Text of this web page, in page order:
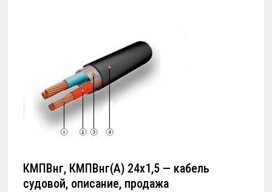
КМПВнг, КМПВнг(А) 24х1,5 — кабель
судовой, описание, продажа